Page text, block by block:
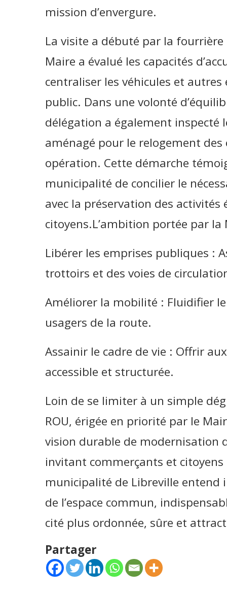
mission d’envergure.
La visite a débuté par la
Maire a évalué les capacités
centraliser les véhicules et
public. Dans une volonté
délégation a également inspecté
aménagé pour le relogement
opération. Cette démarche
municipalité de concilier le
avec la préservation des activités
citoyens.L’ambition portée par la
Libérer les emprises publiques :
trottoirs et des voies de
Améliorer la mobilité : Fluidifier
usagers de la route.
Assainir le cadre de vie : Offrir
accessible et structurée.
Loin de se limiter à un simple
ROU, érigée en priorité par le
vision durable de modernisation
invitant commerçants et
municipalité de Libreville entend
de l’espace commun,
cité plus ordonnée, sûre et
Partager